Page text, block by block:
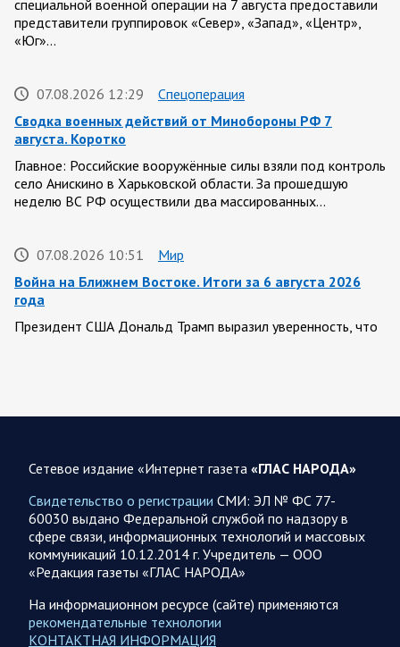
специальной военной операции на 7 августа предоставили
представители группировок «Север», «Запад», «Центр»,
«Юг»…
07.08.2026 12:29
Спецоперация
Сводка военных действий от Минобороны РФ 7
августа. Коротко
Главное: Российские вооружённые силы взяли под контроль
село Анискино в Харьковской области. За прошедшую
неделю ВС РФ осуществили два массированных…
07.08.2026 10:51
Мир
Война на Ближнем Востоке. Итоги за 6 августа 2026
года
Президент США Дональд Трамп выразил уверенность, что
07.08.2026 09:56
Спецоперация
объектам в 6 областях Украины
147 БПЛА, запущенных с территории России, из которых
якобы «сбиты/подавлены» – 114. В Рени…
07.08.2026 09:46
Спецоперация
Фронтовая сводка Олега Царева на утро 7 августа 2026
года
Сетевое издание «Интернет газета «ГЛАС НАРОДА»
Свидетельство о регистрации СМИ: ЭЛ № ФС 77-
60030 выдано Федеральной службой по надзору в
сфере связи, информационных технологий и массовых
коммуникаций 10.12.2014 г. Учредитель — ООО
«Редакция газеты «ГЛАС НАРОДА»
На информационном ресурсе (сайте) применяются
рекомендательные технологии
КОНТАКТНАЯ ИНФОРМАЦИЯ